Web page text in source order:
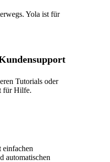
Yola ist für
Tutorials oder
für Hilfe.
einfachen
automatischen